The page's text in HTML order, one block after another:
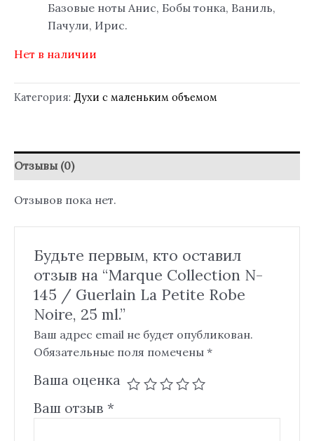
Базовые ноты Анис, Бобы тонка, Ваниль,
Пачули, Ирис.
Нет в наличии
Категория: Духи с маленьким объемом
Отзывы (0)
Отзывов пока нет.
Будьте первым, кто оставил
отзыв на “Marque Collection N-
145 / Guerlain La Petite Robe
Noire, 25 ml.”
Ваш адрес email не будет опубликован.
Обязательные поля помечены *
Ваша оценка
Ваш отзыв *